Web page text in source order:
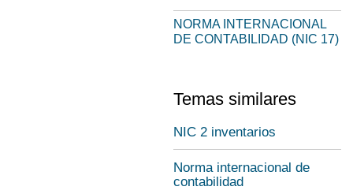
NORMA INTERNACIONAL
DE CONTABILIDAD (NIC 17)
Temas similares
NIC 2 inventarios
Norma internacional de
contabilidad